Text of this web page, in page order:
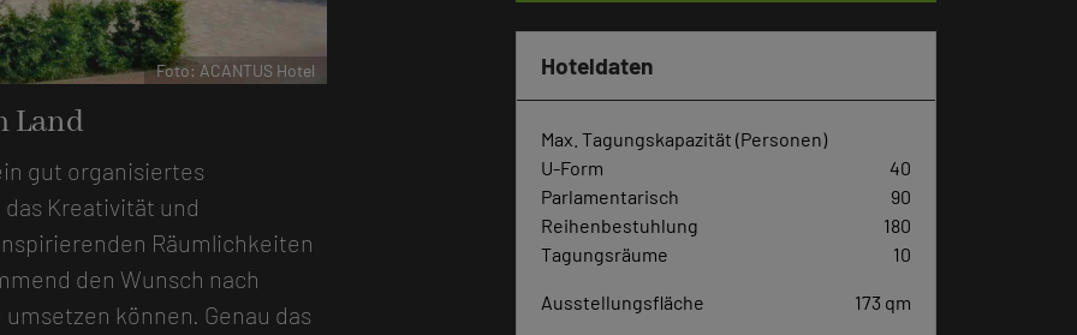
Foto: ACANTUS Hotel
Land
gut organisiertes
Kreativität und
Räumlichkeiten
den Wunsch nach
können. Genau das
Hoteldaten
Max. Tagungskapazität (Personen)
U-Form
40
Parlamentarisch
90
Reihenbestuhlung
180
Tagungsräume
10
Ausstellungsfläche 173 qm